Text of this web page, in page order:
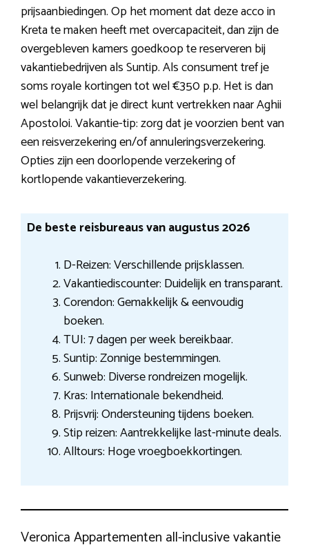
prijsaanbiedingen. Op het moment dat deze acco in
Kreta te maken heeft met overcapaciteit, dan zijn de
overgebleven kamers goedkoop te reserveren bij
vakantiebedrijven als Suntip. Als consument tref je
soms royale kortingen tot wel €350 p.p. Het is dan
wel belangrijk dat je direct kunt vertrekken naar Aghii
Apostoloi. Vakantie-tip: zorg dat je voorzien bent van
een reisverzekering en/of annuleringsverzekering.
Opties zijn een doorlopende verzekering of
kortlopende vakantieverzekering.
De beste reisbureaus van augustus 2026
D-Reizen: Verschillende prijsklassen.
Vakantiediscounter: Duidelijk en transparant.
Corendon: Gemakkelijk & eenvoudig
boeken.
TUI: 7 dagen per week bereikbaar.
Suntip: Zonnige bestemmingen.
Sunweb: Diverse rondreizen mogelijk.
Kras: Internationale bekendheid.
Prijsvrij: Ondersteuning tijdens boeken.
Stip reizen: Aantrekkelijke last-minute deals.
Alltours: Hoge vroegboekkortingen.
Veronica Appartementen all-inclusive vakantie